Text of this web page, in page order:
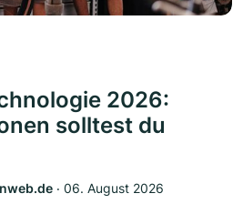
2026:
solltest du
‧ 06. August 2026